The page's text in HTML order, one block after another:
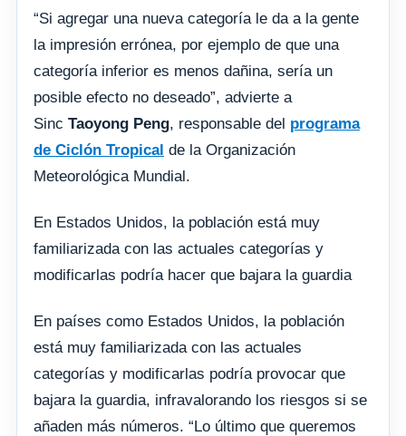
“Si agregar una nueva categoría le da a la gente
la impresión errónea, por ejemplo de que una
categoría inferior es menos dañina, sería un
posible efecto no deseado”, advierte a
Sinc Taoyong Peng, responsable del programa
de Ciclón Tropical de la Organización
Meteorológica Mundial.
En Estados Unidos, la población está muy
familiarizada con las actuales categorías y
modificarlas podría hacer que bajara la guardia
En países como Estados Unidos, la población
está muy familiarizada con las actuales
categorías y modificarlas podría provocar que
bajara la guardia, infravalorando los riesgos si se
añaden más números. “Lo último que queremos